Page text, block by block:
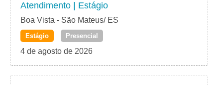
Atendimento | Estágio
Boa Vista - São Mateus/ ES
Estágio Presencial
4 de agosto de 2026